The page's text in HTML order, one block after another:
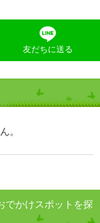
友だちに送る
。
でかけスポットを探